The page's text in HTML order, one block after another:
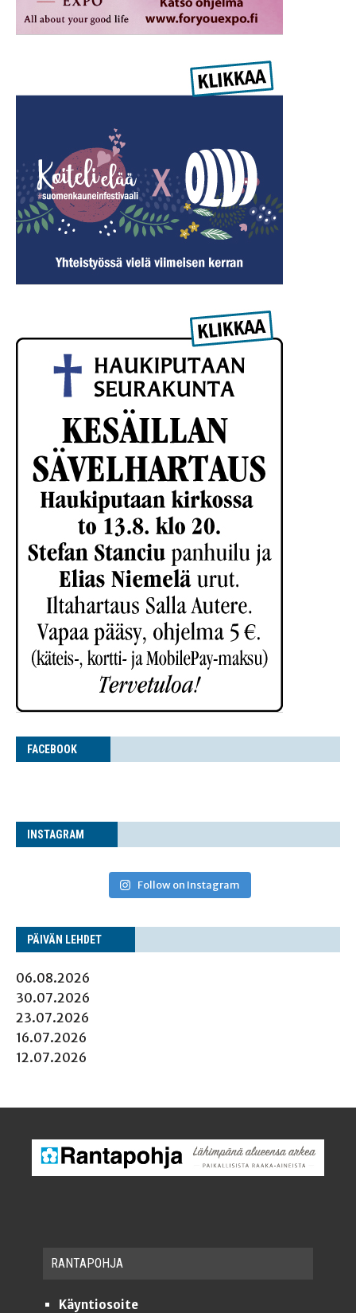
FACE­BOOK
INS­TA­GRAM
Follow on Instagram
PÄI­VÄN LEHDET
06.08.2026
30.07.2026
23.07.2026
16.07.2026
12.07.2026
RAN­TA­POH­JA
Käyntiosoite